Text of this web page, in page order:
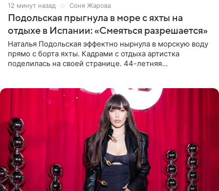
12 минут назад Соня Жарова
Подольская прыгнула в море с яхты на
отдыхе в Испании: «Смеяться разрешается»
Наталья Подольская эффектно нырнула в морскую воду
прямо с борта яхты. Кадрами с отдыха артистка
поделилась на своей странице. 44-летняя